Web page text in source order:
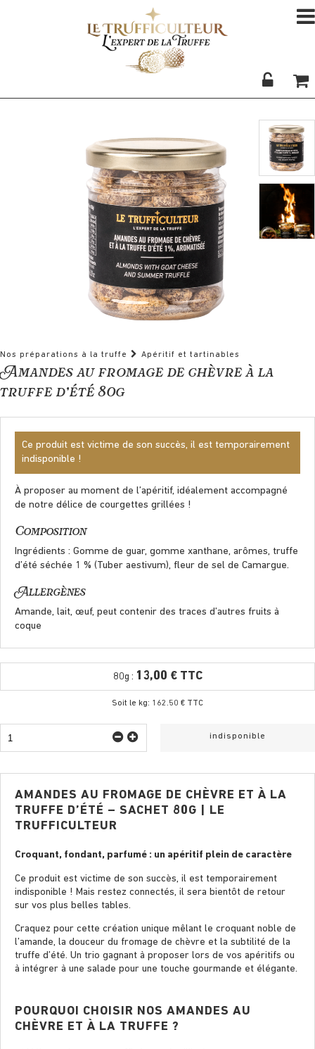
Nos préparations à la truffe Apéritif et tartinables
Amandes au fromage de chèvre à la
truffe d’été 80g
Ce produit est victime de son succès, il est temporairement
indisponible !
À proposer au moment de l’apéritif, idéalement accompagné
de notre délice de courgettes grillées !
Composition
Ingrédients : Gomme de guar, gomme xanthane, arômes, truffe
d’été séchée 1 % (Tuber aestivum), fleur de sel de Camargue.
Allergènes
Amande, lait, œuf, peut contenir des traces d’autres fruits à
coque
80g : 13,00 € TTC
Soit le kg: 162.50 € TTC
indisponible
AMANDES AU FROMAGE DE CHÈVRE ET À LA
TRUFFE D’ÉTÉ – SACHET 80G | LE
TRUFFICULTEUR
Croquant, fondant, parfumé : un apéritif plein de caractère
Ce produit est victime de son succès, il est temporairement
indisponible ! Mais restez connectés, il sera bientôt de retour
sur vos plus belles tables.
Craquez pour cette création unique mêlant le croquant noble de
l’amande, la douceur du fromage de chèvre et la subtilité de la
truffe d’été. Un trio gagnant à proposer lors de vos apéritifs ou
à intégrer à une salade pour une touche gourmande et élégante.
POURQUOI CHOISIR NOS AMANDES AU
CHÈVRE ET À LA TRUFFE ?